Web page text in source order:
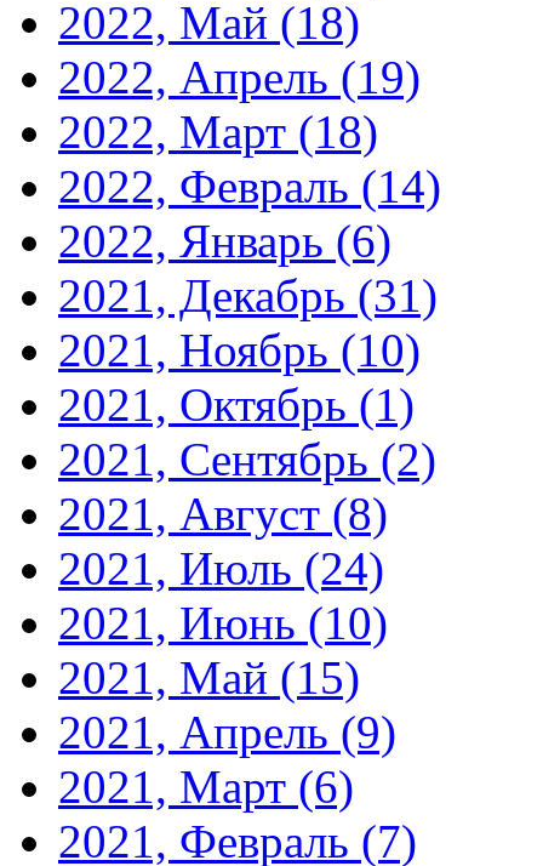
2022, Май (18)
2022, Апрель (19)
2022, Март (18)
2022, Февраль (14)
2022, Январь (6)
2021, Декабрь (31)
2021, Ноябрь (10)
2021, Октябрь (1)
2021, Сентябрь (2)
2021, Август (8)
2021, Июль (24)
2021, Июнь (10)
2021, Май (15)
2021, Апрель (9)
2021, Март (6)
2021, Февраль (7)